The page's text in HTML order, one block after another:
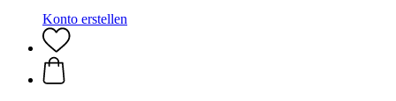
Konto erstellen